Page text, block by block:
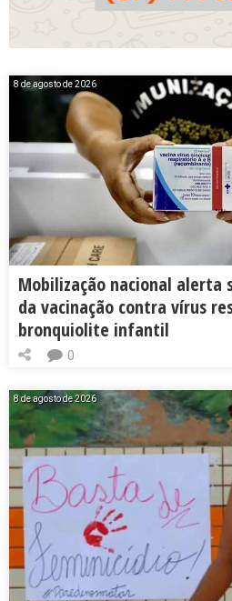
8 de agosto de 2026
Mobilização nacional alerta
da vacinação contra vírus
bronquiolite infantil
0
8 de agosto de 2026